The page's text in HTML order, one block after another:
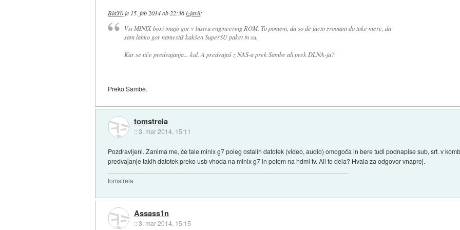
BlaY0 je 15. feb 2014 ob 22:36 izjavil:
Vsi MINIX boxi imajo gor v bistvu engineering ROM. To pomeni, da so de facto zrootani do take mere, da
sam lahko gor namestiš kakšen SuperSU paket in su.
Kar se tiče predvajanja... kul. A predvajaš z NAS-a prek Sambe ali prek DLNA-ja?
Preko Sambe.
tomstrela
::3. mar 2014, 15:11
Pozdravljeni. Zanima me, če tale minix g7 poleg ostalih datotek (video, audio) omogoča in bere tudi podnapise sub, srt. v
predvajanje takih datotek preko usb vhoda na minix g7 in potem na hdmi tv. Ali to dela? Hvala za odgovor vnaprej.
tomstrela
Assass1n
::3. mar 2014, 15:15